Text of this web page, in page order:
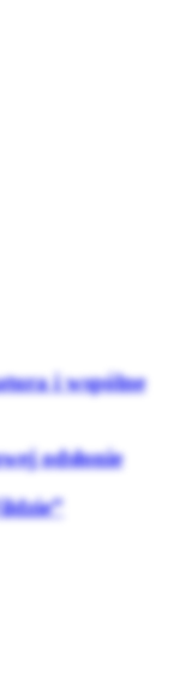
i wspólne
odsłonie